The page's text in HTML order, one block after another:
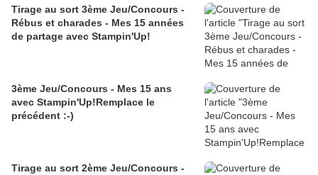
Tirage au sort 3ème Jeu/Concours -
Rébus et charades - Mes 15 années
de partage avec Stampin'Up!
3ème Jeu/Concours - Mes 15 ans
avec Stampin'Up!Remplace le
précédent :-)
Tirage au sort 2ème Jeu/Concours -